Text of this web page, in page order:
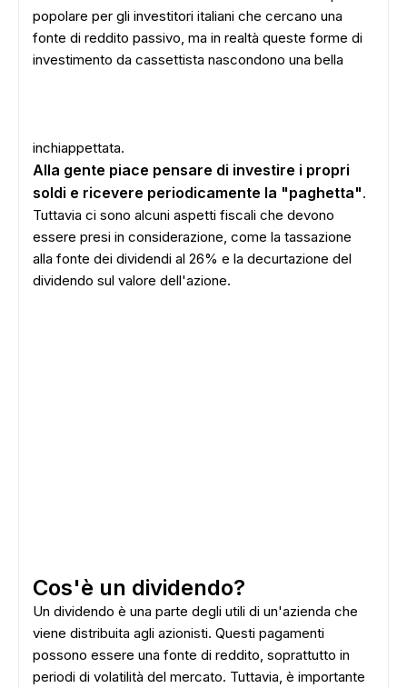
popolare per gli investitori italiani che cercano una
fonte di reddito passivo, ma in realtà queste forme di
investimento da cassettista nascondono una bella
inchiappettata.
Alla gente piace pensare di investire i propri
soldi e ricevere periodicamente la "paghetta".
Tuttavia ci sono alcuni aspetti fiscali che devono
essere presi in considerazione, come la tassazione
alla fonte dei dividendi al 26% e la decurtazione del
dividendo sul valore dell'azione.
Cos'è un dividendo?
Un dividendo è una parte degli utili di un'azienda che
viene distribuita agli azionisti. Questi pagamenti
possono essere una fonte di reddito, soprattutto in
periodi di volatilità del mercato. Tuttavia, è importante